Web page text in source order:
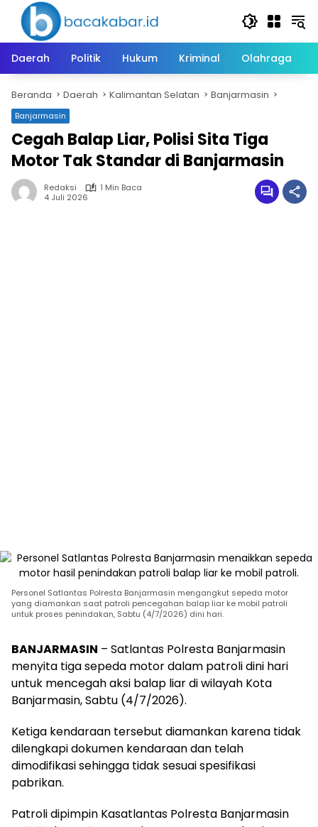
Langsung
konten
Daerah
Politik Hukum Kriminal Olahraga
Beranda Daerah Kalimantan Selatan Banjarmasin
Banjarmasin
Cegah Balap Liar, Polisi Sita Tiga
Motor Tak Standar di Banjarmasin
Redaksi
1 Min Baca
4 Juli 2026
Personel Satlantas Polresta Banjarmasin mengangkut sepeda motor
yang diamankan saat patroli pencegahan balap liar ke mobil patroli
untuk proses penindakan, Sabtu (4/7/2026) dini hari.
BANJARMASIN – Satlantas Polresta Banjarmasin
menyita tiga sepeda motor dalam patroli dini hari
untuk mencegah aksi balap liar di wilayah Kota
Banjarmasin, Sabtu (4/7/2026).
Ketiga kendaraan tersebut diamankan karena tidak
dilengkapi dokumen kendaraan dan telah
dimodifikasi sehingga tidak sesuai spesifikasi
pabrikan.
Patroli dipimpin Kasatlantas Polresta Banjarmasin